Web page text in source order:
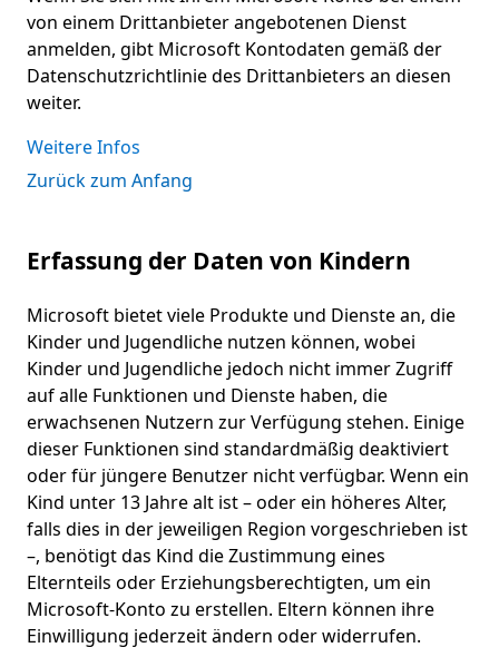
von einem Drittanbieter angebotenen Dienst
anmelden, gibt Microsoft Kontodaten gemäß der
Datenschutzrichtlinie des Drittanbieters an diesen
weiter.
Weitere Infos
Zurück zum Anfang
Erfassung der Daten von Kindern
Microsoft bietet viele Produkte und Dienste an, die
Kinder und Jugendliche nutzen können, wobei
Kinder und Jugendliche jedoch nicht immer Zugriff
auf alle Funktionen und Dienste haben, die
erwachsenen Nutzern zur Verfügung stehen. Einige
dieser Funktionen sind standardmäßig deaktiviert
oder für jüngere Benutzer nicht verfügbar. Wenn ein
Kind unter 13 Jahre alt ist – oder ein höheres Alter,
falls dies in der jeweiligen Region vorgeschrieben ist
–, benötigt das Kind die Zustimmung eines
Elternteils oder Erziehungsberechtigten, um ein
Microsoft-Konto zu erstellen. Eltern können ihre
Einwilligung jederzeit ändern oder widerrufen.